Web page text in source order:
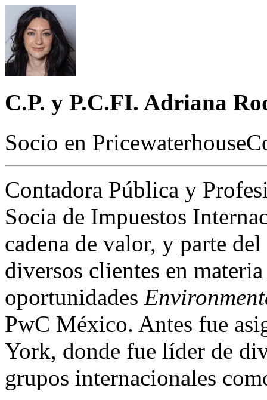
C.P. y P.C.FI. Adriana
Socio en
Contadora Pública y
Socia de Impuestos
cadena de valor, y parte
diversos clientes en
oportunidades
PwC México. Antes fue
York, donde fue líder de
grupos internacionales